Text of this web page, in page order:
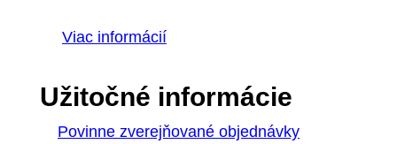
Viac informácií
Užitočné informácie
Povinne zverejňované objednávky